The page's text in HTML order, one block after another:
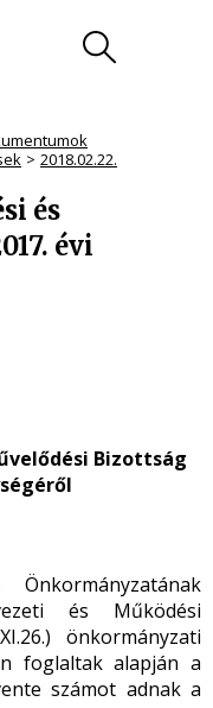
2018.02.22.
és
évi
Bizottság
és Működési
önkormányzati
foglaltak alapján a
számot adnak a